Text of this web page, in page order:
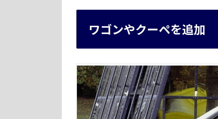
ワゴンやクーペを追加